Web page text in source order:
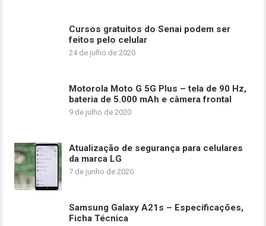
Cursos gratuitos do Senai podem ser
feitos pelo celular
24 de julho de 2020
Motorola Moto G 5G Plus – tela de 90 Hz,
bateria de 5.000 mAh e câmera frontal
9 de julho de 2020
Atualização de segurança para celulares
da marca LG
7 de junho de 2020
Samsung Galaxy A21s – Especificações,
Ficha Técnica